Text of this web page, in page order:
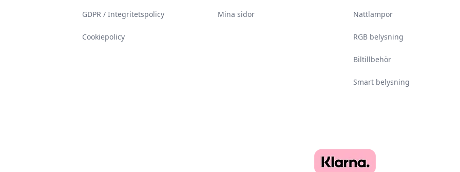
GDPR / Integritetspolicy
Cookiepolicy
Mina sidor Nattlampor
RGB belysning
Biltillbehör
Smart belysning